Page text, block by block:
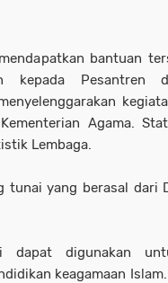
bantuan
kepada Pesantren
Agama.
Lembaga.
tunai yang berasal dari
dapat digunakan
keagamaan